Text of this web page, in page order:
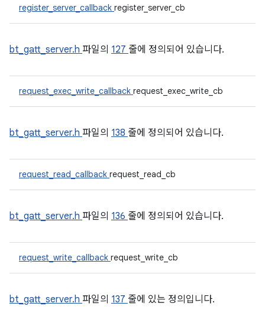
register_server_callback register_server_cb
bt_gatt_server.h 파일의 127 줄에 정의되어 있습니다.
request_exec_write_callback request_exec_write_cb
bt_gatt_server.h 파일의 138 줄에 정의되어 있습니다.
request_read_callback request_read_cb
bt_gatt_server.h 파일의 136 줄에 정의되어 있습니다.
request_write_callback request_write_cb
bt_gatt_server.h 파일의 137 줄에 있는 정의입니다.